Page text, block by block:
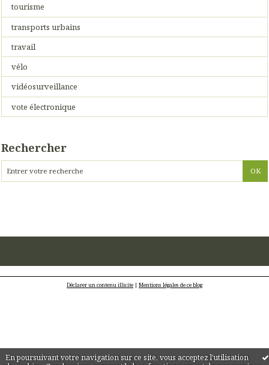
En poursuivant votre navigation sur ce site, vous acceptez l'utilisation
tourisme
transports urbains
travail
vélo
vidéosurveillance
vote électronique
Rechercher
Déclarer un contenu illicite | Mentions légales de ce blog